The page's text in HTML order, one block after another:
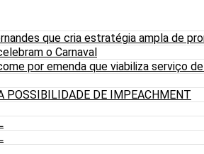
que cria estratégia ampla de
o Carnaval
por emenda que viabiliza serviço
POSSIBILIDADE DE IMPEACHMENT